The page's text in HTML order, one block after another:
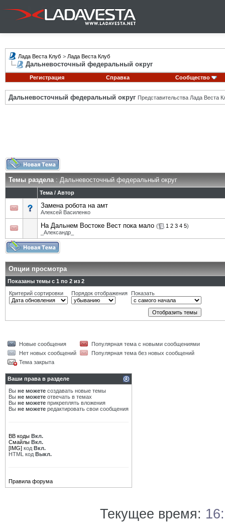
Лада Веста Клуб > Лада Веста Клуб
Дальневосточный федеральный округ
Регистрация Справка Сообщество
Дальневосточный федеральный округ Представительства Лада Веста
Темы раздела: Дальневосточный федеральный округ
Тема / Автор
Замена робота на амт
Алексей Василенко
На Дальнем Востоке Вест пока мало ( 1 2 3 4 5)
_Александр_
Опции просмотра
Показаны темы с 1 по 2 из 2
Критерий сортировки
Порядок отображения Показать
Новые сообщения
Популярная тема с новыми сообщениями
Нет новых сообщений
Популярная тема без новых сообщений
Тема закрыта
Ваши права в разделе
Вы не можете создавать новые темы
Вы не можете отвечать в темах
Вы не можете прикреплять вложения
Вы не можете редактировать свои сообщения
BB коды Вкл.
Смайлы Вкл.
[IMG] код Вкл.
HTML код Выкл.
Правила форума
Текущее время: